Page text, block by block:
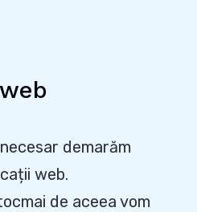
demarăm
web.
de aceea vom